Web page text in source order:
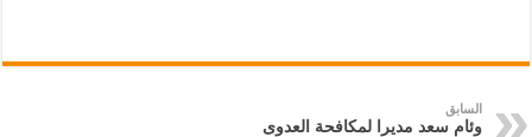
السابق
وئام سعد مديرا لمكافحة العدوى